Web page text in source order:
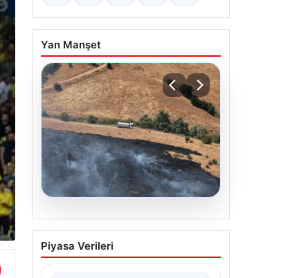
Yan Manşet
05.08.2026
Tunceli’de otluk alandan
ormana sıçrayan yangın
Piyasa Verileri